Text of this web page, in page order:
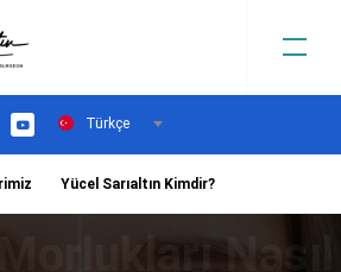
YouTubeTürkçe
Yücel Sarıaltın Kimdir?